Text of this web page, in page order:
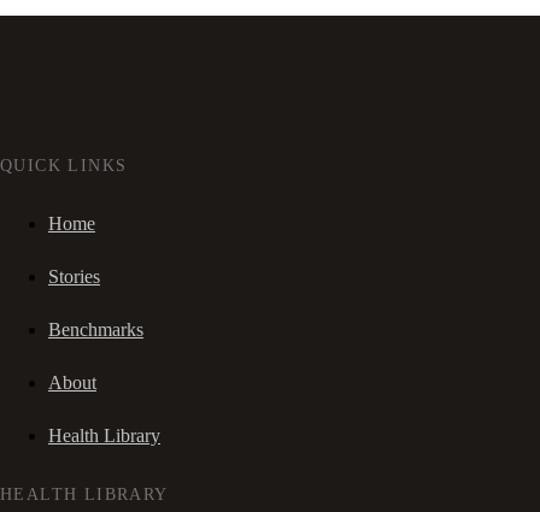
QUICK LINKS
Home
Stories
Benchmarks
About
Health Library
HEALTH LIBRARY